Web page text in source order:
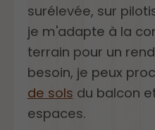
surélevée, sur
je m'adapte à la
terrain pour un
besoin, je peux
de sols du balcon
espaces.